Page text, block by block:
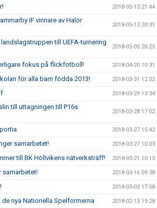
2018-05-13 21:44
IF vinnare av Halör
2018-05-13 20:31
till UEFA-turnering
2018-05-05 20:25
fokus på flickfotboll! 2018-04-20 10:31
för alla barn födda 2013! 2018-03-31 12:02
2018-03-29 13:34
till uttagningen till P16s
2018-03-28 17:02
2018-03-27 15:42
samarbetet! 2018-03-27 10:03
till BK Höllvikens nätverksträff! 2018-03-21 10:15
samarbetet! 2018-03-16 09:38
2018-03-03 17:58
nya Nationella Spelformerna 2018-02-13 19:28